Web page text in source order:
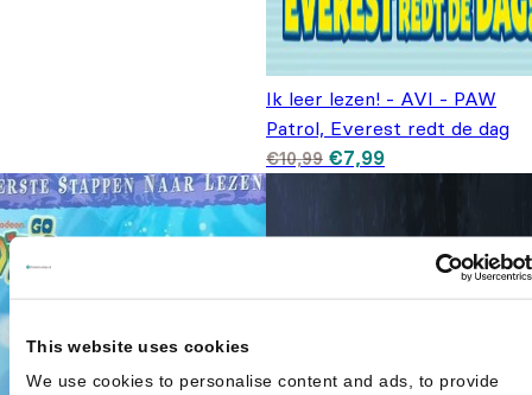
This website uses cookies
We use cookies to personalise content and ads, to provide
Ik leer lezen! - AVI - PAW
Patrol, Everest redt de dag
€10,99 Oorspronkelijke prijs
was: €10,99.
€7,99Huidige prijs is:
€7,99.